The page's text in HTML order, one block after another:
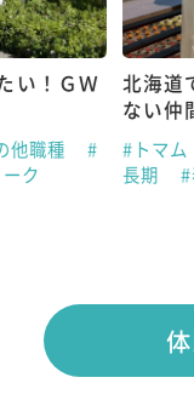
い！ＧＷ
他職種
#
ク
北海道
ない仲
#トマム
長期